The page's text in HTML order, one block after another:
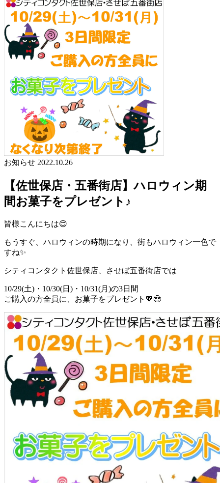
お知らせ 2022.10.26
【佐世保店・五番街店】ハロウィン期
間お菓子をプレゼント♪
皆様こんにちは😊
もうすぐ、ハロウィンの時期になり、街もハロウィン一色で
すね✨
シティコンタクト佐世保店、させぼ五番街店では
10/29(土)・10/30(日)・10/31(月)の3日間
ご購入の方全員に、お菓子をプレゼント💖😍